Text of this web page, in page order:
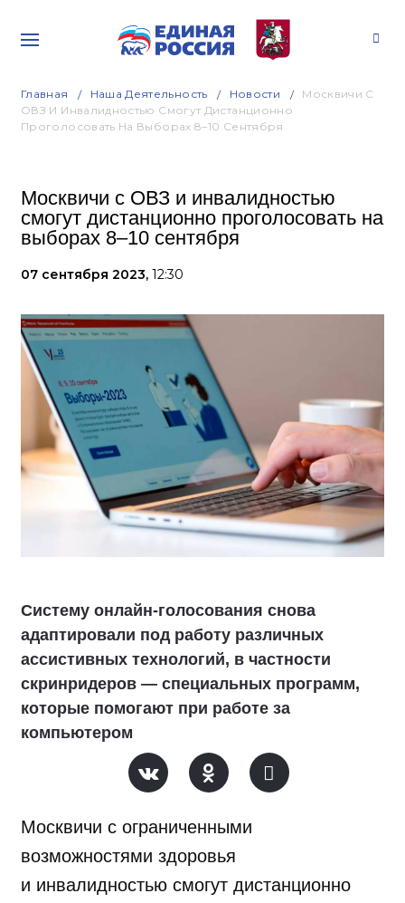
Главная Наша Деятельность Новости
Москвичи С
ОВЗ И Инвалидностью Смогут Дистанционно
Проголосовать На Выборах 8–10 Сентября
Москвичи с ОВЗ и инвалидностью
смогут дистанционно проголосовать на
выборах 8–10 сентября
07 сентября 2023, 12:30
Систему онлайн-голосования снова
адаптировали под работу различных
ассистивных технологий, в частности
скринридеров — специальных программ,
которые помогают при работе за
компьютером
Москвичи с ограниченными
возможностями здоровья
и инвалидностью смогут дистанционно